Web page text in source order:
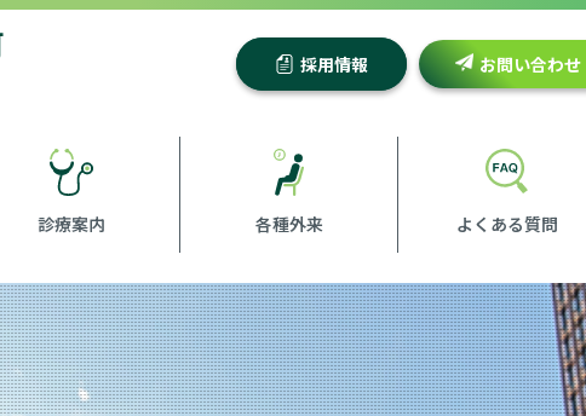
採用情報 お問い合わせ
診療案内 各種外来 よくある質問